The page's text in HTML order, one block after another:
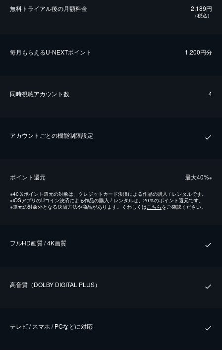
無料トライアル後の⽉額料金 2,189円
（税込）
毎⽉もらえるU-NEXTポイント 1,200円分
同時視聴アカウント数 4
アカウントごとの機能制限設定
ポイント還元 最⼤40%※
※40％ポイント還元の対象は、クレジットカード決済による作品の購入 / レンタルです。
※iOSアプリのUコイン決済による作品の購入 / レンタルは、20％のポイント還元です。
※還元の対象外となる決済方法や商品があります。くわしくはこちらをご確認ください。
フルHD画質 / 4K画質
⾼⾳質（DOLBY DIGITAL PLUS）
テレビ / スマホ / PCなどに対応